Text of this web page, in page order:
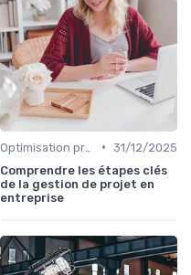
• 31/12/2025
Comprendre les étapes clés
de la gestion de projet en
entreprise